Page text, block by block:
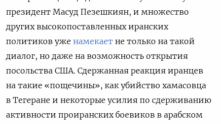
президент Масуд Пезешкиян, и множество
других высокопоставленных иранских
политиков уже намекает не только на такой
диалог, но даже на возможность открытия
посольства США. Сдержанная реакция иранцев
на такие «пощечины», как убийство хамасовца
в Тегеране и некоторые усилия по сдерживанию
активности проиранских боевиков в арабском